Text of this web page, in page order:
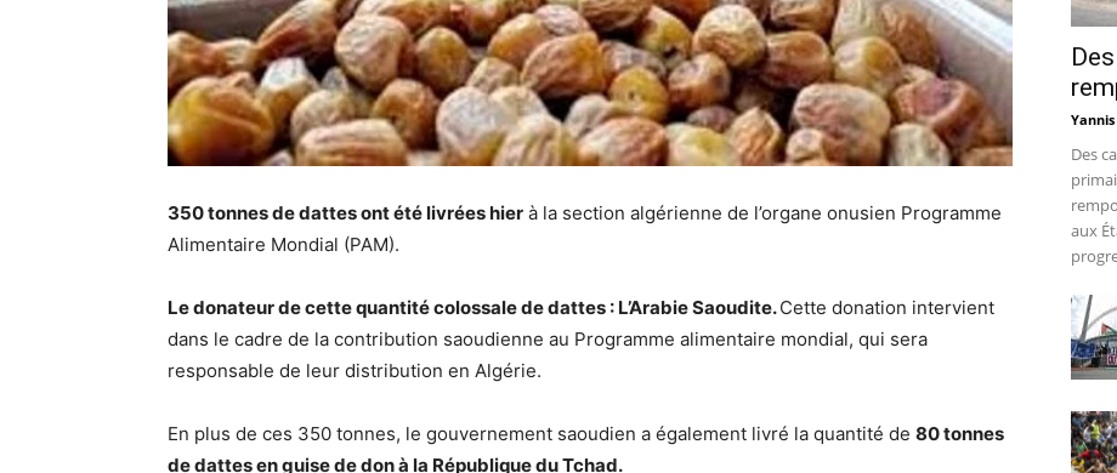
350 tonnes de dattes ont été livrées hier à la section algérienne de l’organe onusien Programme
Alimentaire Mondial (PAM).
Le donateur de cette quantité colossale de dattes : L’Arabie Saoudite.Cette donation intervient
dans le cadre de la contribution saoudienne au Programme alimentaire mondial, qui sera
responsable de leur distribution en Algérie.
En plus de ces 350 tonnes, le gouvernement saoudien a également livré la quantité de 80 tonnes
de dattes en guise de don à la République du Tchad.
Yannis
Des
aux